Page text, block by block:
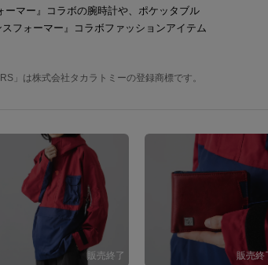
マー』コラボの腕時計や、ポケッタブル
フォーマー』コラボファッションアイテム
」は株式会社タカラトミーの登録商標です。